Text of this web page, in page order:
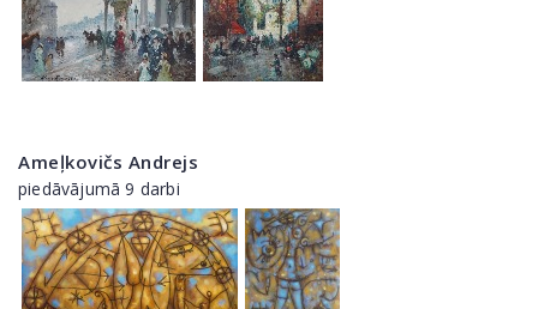
Ameļkovičs Andrejs
piedāvājumā 9 darbi